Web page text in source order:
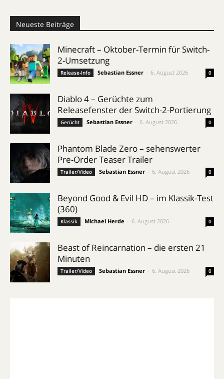
Neueste Beiträge
Minecraft – Oktober-Termin für Switch-
2-Umsetzung
Release-Info Sebastian Essner 6. August 2026 0
Diablo 4 – Gerüchte zum
Releasefenster der Switch-2-Portierung
Gerücht Sebastian Essner 6. August 2026 0
Phantom Blade Zero – sehenswerter
Pre-Order Teaser Trailer
Trailer/Video Sebastian Essner 6. August 2026 0
Beyond Good & Evil HD – im Klassik-Test
(360)
Klassik Michael Herde 6. August 2026 0
Beast of Reincarnation – die ersten 21
Minuten
Trailer/Video Sebastian Essner 6. August 2026 0